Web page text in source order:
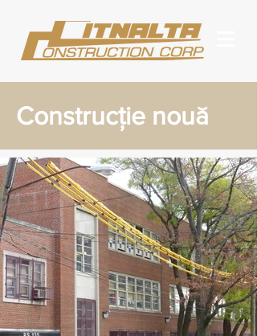
Construcție nouă